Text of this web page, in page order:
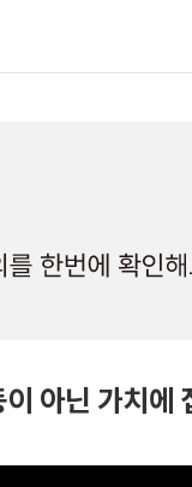
아닌 가치